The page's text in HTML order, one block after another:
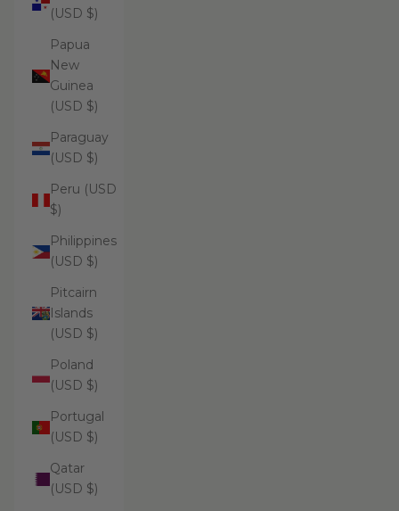
(USD $)
Papua
New
Guinea
(USD $)
Paraguay
(USD $)
Peru (USD
$)
Philippines
(USD $)
Pitcairn
Islands
(USD $)
Poland
(USD $)
Portugal
(USD $)
Qatar
(USD $)